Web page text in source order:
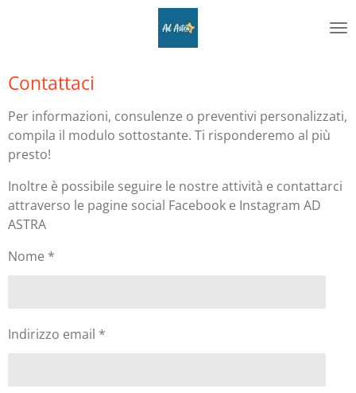
principale
Contattaci
Per informazioni, consulenze o preventivi personalizzati,
compila il modulo sottostante. Ti risponderemo al più
presto!
Inoltre è possibile seguire le nostre attività e contattarci
attraverso le pagine social Facebook e Instagram AD
ASTRA
Nome *
Indirizzo email *